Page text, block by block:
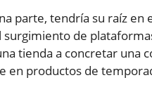
parte, tendría su raíz
surgimiento de
tienda a concretar una
en productos de